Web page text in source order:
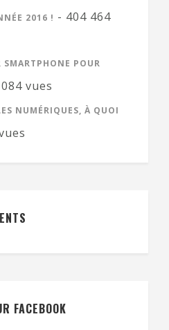
2016 ! - 404 464
SMARTPHONE POUR
vues
NUMÉRIQUES, À QUOI
FACEBOOK